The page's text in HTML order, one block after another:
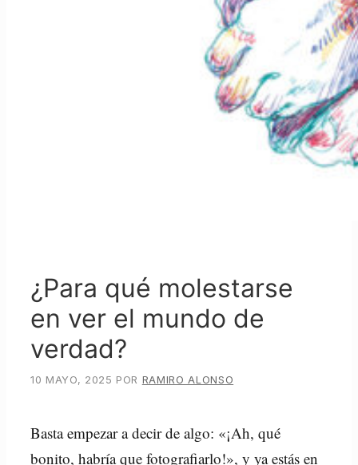
¿Para qué molestarse
en ver el mundo de
verdad?
10 MAYO, 2025 POR RAMIRO ALONSO
Basta empezar a decir de algo: «¡Ah, qué
bonito, habría que fotografiarlo!», y ya estás en